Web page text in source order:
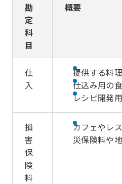
勘
定
科
目
概要
仕
入
提供する料
仕込み用の
レシピ開発
損
害
保
険
料
カフェやレ
災保険料や